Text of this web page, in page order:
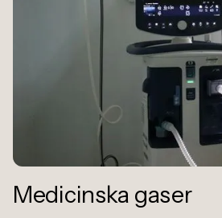
Medicinska gaser